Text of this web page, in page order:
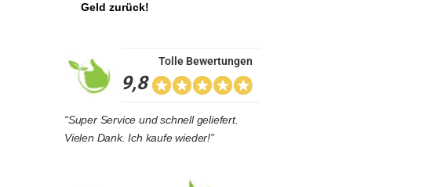
Geld zurück!
9,8
Tolle Bewertungen
“Super Service und schnell geliefert.
Vielen Dank. Ich kaufe wieder!”